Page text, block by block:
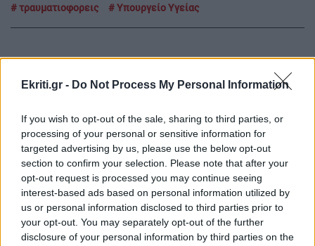
Ekriti.gr - Do Not Process My Personal Information
If you wish to opt-out of the sale, sharing to third parties, or
processing of your personal or sensitive information for
targeted advertising by us, please use the below opt-out
section to confirm your selection. Please note that after your
opt-out request is processed you may continue seeing
interest-based ads based on personal information utilized by
us or personal information disclosed to third parties prior to
your opt-out. You may separately opt-out of the further
disclosure of your personal information by third parties on the
τραυματιοφορεις Υπουργείο Υγείας
ΡΟΗ ΕΙΔΗΣΕΩΝ
ΚΟΣΜΟΣ
Ο τυφώνας Dolphin σαρώνει την Ιαπωνία:
Τραυματίες και πάνω από 50.000 κτίρια χωρίς
ρεύμα
18:34
ΥΓΕΙΑ